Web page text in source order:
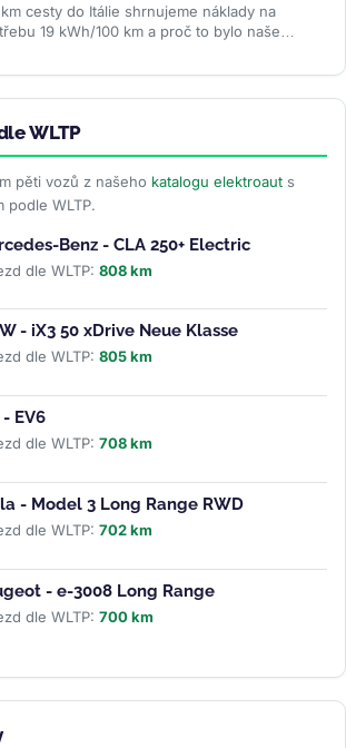
cesty do Itálie shrnujeme náklady na
19 kWh/100 km a proč to bylo naše
WLTP
pěti vozů z našeho katalogu elektroaut s
podle WLTP.
Benz - CLA 250+ Electric
dle WLTP: 808 km
- iX3 50 xDrive Neue Klasse
dle WLTP: 805 km
EV6
dle WLTP: 708 km
- Model 3 Long Range RWD
dle WLTP: 702 km
- e-3008 Long Range
dle WLTP: 700 km